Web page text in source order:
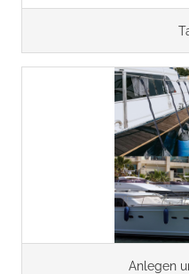
Anlegen